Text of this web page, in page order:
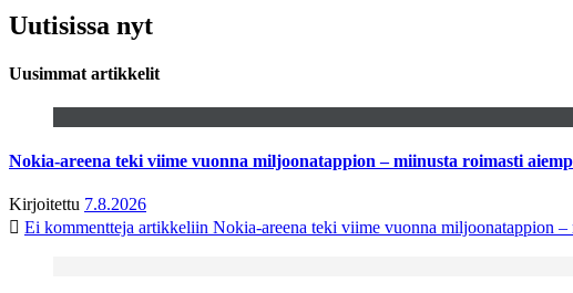
Uutisissa nyt
Uusimmat artikkelit
Nokia-areena teki viime vuonna miljoonatappion – miinusta roimasti
Kirjoitettu 7.8.2026
Ei kommentteja artikkeliin Nokia-areena teki viime vuonna miljoonatappion –